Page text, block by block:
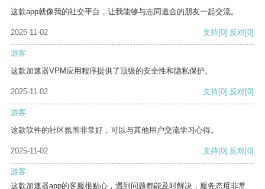
这款app就像我的社交平台，让我能够与志同道合的朋友一起交流。
2025-11-02 支持[0] 反对[0]
游客
这款加速器VPM应用程序提供了顶级的安全性和隐私保护。
2025-11-02 支持[0] 反对[0]
游客
这款软件的社区氛围非常好，可以与其他用户交流学习心得。
2025-11-02 支持[0] 反对[0]
游客
这款加速器app的客服很贴心，遇到问题都能及时解决，服务态度非常